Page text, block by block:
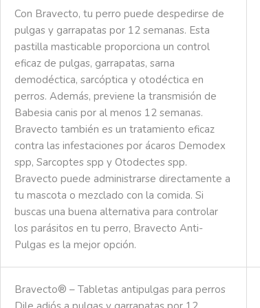
Con Bravecto, tu perro puede despedirse de
pulgas y garrapatas por 12 semanas. Esta
pastilla masticable proporciona un control
eficaz de pulgas, garrapatas, sarna
demodéctica, sarcóptica y otodéctica en
perros. Además, previene la transmisión de
Babesia canis por al menos 12 semanas.
Bravecto también es un tratamiento eficaz
contra las infestaciones por ácaros Demodex
spp, Sarcoptes spp y Otodectes spp.
Bravecto puede administrarse directamente a
tu mascota o mezclado con la comida. Si
buscas una buena alternativa para controlar
los parásitos en tu perro, Bravecto Anti-
Pulgas es la mejor opción.
Bravecto® – Tabletas antipulgas para perros